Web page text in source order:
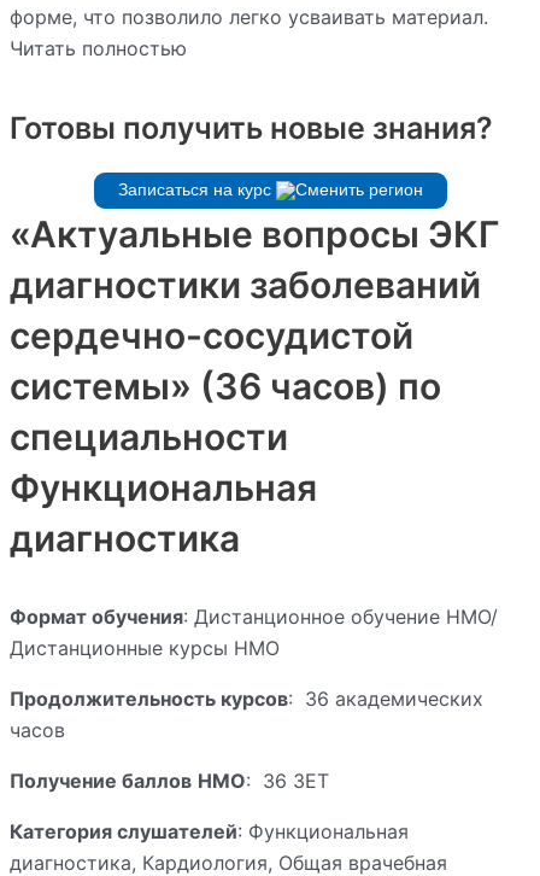
форме, что позволило легко усваивать материал.
Читать полностью
Готовы получить новые знания?
Записаться на курс
«Актуальные вопросы ЭКГ
диагностики заболеваний
сердечно-сосудистой
системы» (36 часов) по
специальности
Функциональная
диагностика
Формат обучения: Дистанционное обучение НМО/
Дистанционные курсы НМО
Продолжительность курсов: 36 академических
часов
Получение баллов НМО: 36 ЗЕТ
Категория слушателей: Функциональная
диагностика, Кардиология, Общая врачебная